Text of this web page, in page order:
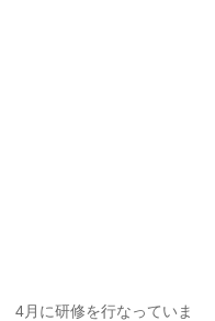
4月に研修を行なっていま